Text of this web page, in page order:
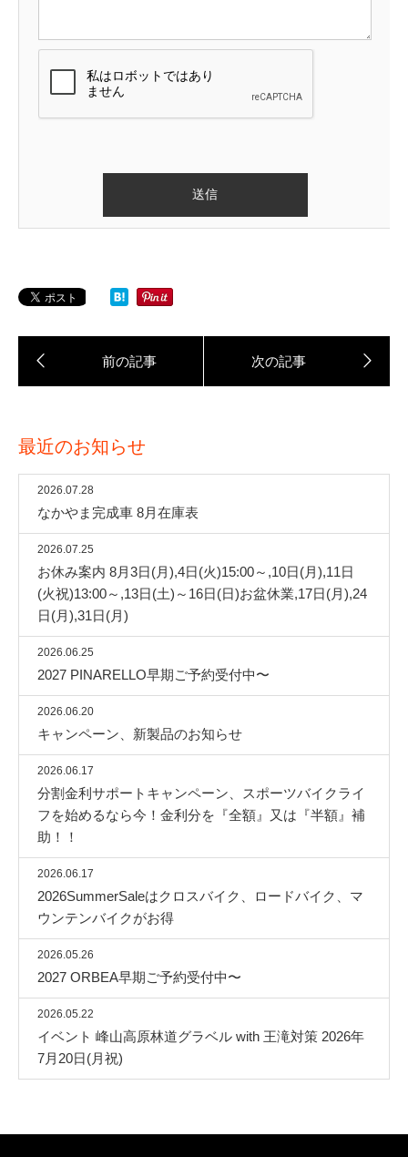
最近のお知らせ
2026.07.28
なかやま完成車 8月在庫表
2026.07.25
お休み案内 8月3日(月),4日(火)15:00～,10日(月),11日
(火祝)13:00～,13日(土)～16日(日)お盆休業,17日(月),24
日(月),31日(月)
2026.06.25
2027 PINARELLO早期ご予約受付中〜
2026.06.20
キャンペーン、新製品のお知らせ
2026.06.17
分割金利サポートキャンペーン、スポーツバイクライ
フを始めるなら今！金利分を『全額』又は『半額』補
助！！
2026.06.17
2026SummerSaleはクロスバイク、ロードバイク、マ
ウンテンバイクがお得
2026.05.26
2027 ORBEA早期ご予約受付中〜
2026.05.22
イベント 峰山高原林道グラベル with 王滝対策 2026年
7月20日(月祝)